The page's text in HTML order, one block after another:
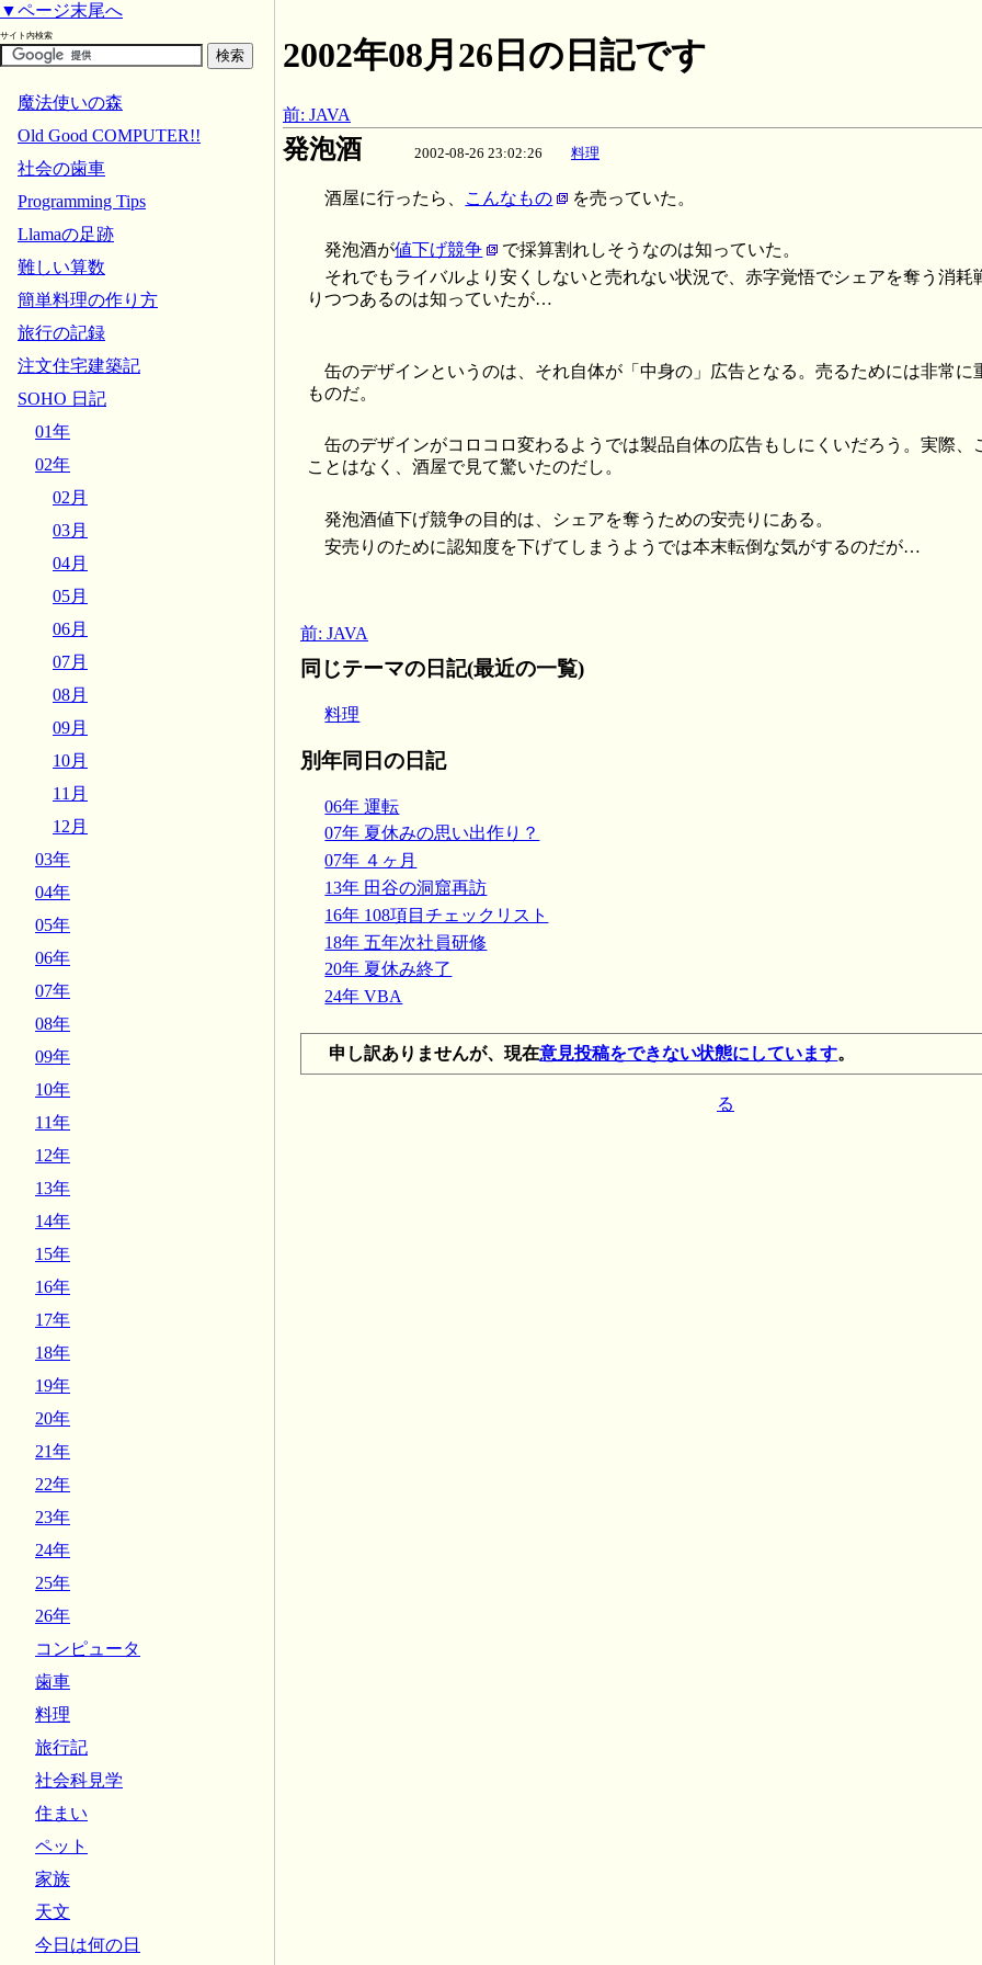
2002年08月26日の日記です
前: JAVA
発泡酒 2002-08-26 23:02:26 料理
酒屋に行ったら、 こんなもの を売っていた。
発泡酒が値下げ競争
で採算割れしそうなのは知っていた。
それでもライバルより安くしないと売れない状況で、赤字覚悟でシェアを奪う消耗
りつつあるのは知っていたが…
缶のデザインというのは、それ自体が「中身の」広告となる。売るためには非常に
ものだ。
缶のデザインがコロコロ変わるようでは製品自体の広告もしにくいだろう。実際、
ことはなく、酒屋で見て驚いたのだし。
発泡酒値下げ競争の目的は、シェアを奪うための安売りにある。
安売りのために認知度を下げてしまうようでは本末転倒な気がするのだが…
前: JAVA
同じテーマの日記(最近の一覧)
料理
別年同日の日記
06年 運転
07年 夏休みの思い出作り？
07年 ４ヶ月
13年 田谷の洞窟再訪
16年 108項目チェックリスト
18年 五年次社員研修
20年 夏休み終了
24年 VBA
申し訳ありませんが、現在意見投稿をできない状態にしています。
る
▼ページ末尾へ
サイト内検索
魔法使いの森
Old Good COMPUTER!!
社会の歯車
Programming Tips
Llamaの足跡
難しい算数
簡単料理の作り方
旅行の記録
注文住宅建築記
SOHO 日記
01年
02年
02月
03月
04月
05月
06月
07月
08月
09月
10月
11月
12月
03年
04年
05年
06年
07年
08年
09年
10年
11年
12年
13年
14年
15年
16年
17年
18年
19年
20年
21年
22年
23年
24年
25年
26年
コンピュータ
歯車
料理
旅行記
社会科見学
住まい
ペット
家族
天文
今日は何の日